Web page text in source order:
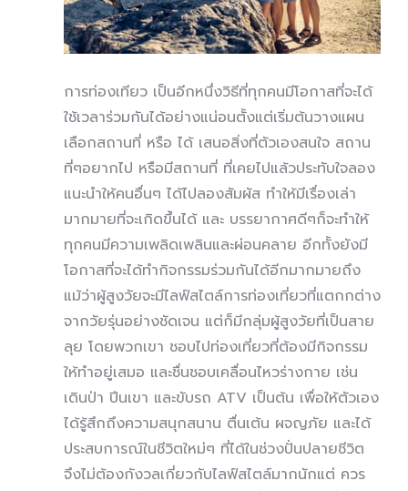
การท่องเทียว เป็นอีกหนึ่งวิธีที่ทุกคนมีโอกาสที่จะได้
ใช้เวลาร่วมกันได้อย่างแน่อนตั้งแต่เริ่มต้นวางแผน
เลือกสถานที่ หรือ ได้ เสนอสิ่งที่ตัวเองสนใจ สถาน
ที่ๆอยากไป หรือมีสถานที่ ที่เคยไปแล้วประทับใจลอง
แนะนำให้คนอื่นๆ ได้ไปลองสัมผัส ทำให้มีเรื่องเล่า
มากมายที่จะเกิดขึ้นได้ และ บรรยากาศดีๆก็จะทำให้
ทุกคนมีความเพลิดเพลินและผ่อนคลาย อีกทั้งยังมี
โอกาสที่จะได้ทำกิจกรรมร่วมกันได้อีกมากมายถึง
แม้ว่าผู้สูงวัยจะมีไลฟ์สไตล์การท่องเที่ยวที่แตกกต่าง
จากวัยรุ่นอย่างชัดเจน แต่ก็มีกลุ่มผู้สูงวัยที่เป็นสาย
ลุย โดยพวกเขา ชอบไปท่องเที่ยวที่ต้องมีกิจกรรม
ให้ทำอยู่เสมอ และชื่นชอบเคลื่อนไหวร่างกาย เช่น
เดินป่า ปีนเขา และขับรถ ATV เป็นต้น เพื่อให้ตัวเอง
ได้รู้สึกถึงความสนุกสนาน ตื่นเต้น ผจญภัย และได้
ประสบการณ์ในชีวิตใหม่ๆ ที่ได้ในช่วงปั่นปลายชีวิต
จึงไม่ต้องกังวลเกี่ยวกับไลฟ์สไตล์มากนักแต่ ควร